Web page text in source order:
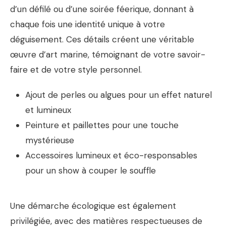
d’un défilé ou d’une soirée féerique, donnant à
chaque fois une identité unique à votre
déguisement. Ces détails créent une véritable
œuvre d’art marine, témoignant de votre savoir-
faire et de votre style personnel.
Ajout de perles ou algues pour un effet naturel
et lumineux
Peinture et paillettes pour une touche
mystérieuse
Accessoires lumineux et éco-responsables
pour un show à couper le souffle
Une démarche écologique est également
privilégiée, avec des matières respectueuses de